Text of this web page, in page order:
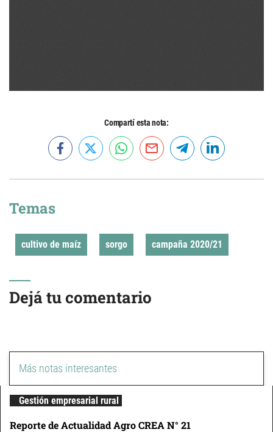
Compartí esta nota:
Temas
cultivo de maíz sorgo campaña 2020/21
Dejá tu comentario
Más notas interesantes
Gestión empresarial rural
Reporte de Actualidad Agro CREA N° 21